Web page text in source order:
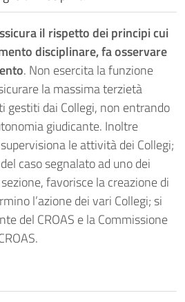
il rispetto dei principi cui
disciplinare, fa osservare
. Non esercita la funzione
la massima terzietà
gestiti dai Collegi, non entrando
giudicante. Inoltre
le attività dei Collegi;
caso segnalato ad uno dei
favorisce la creazione di
l’azione dei vari Collegi; si
del CROAS e la Commissione